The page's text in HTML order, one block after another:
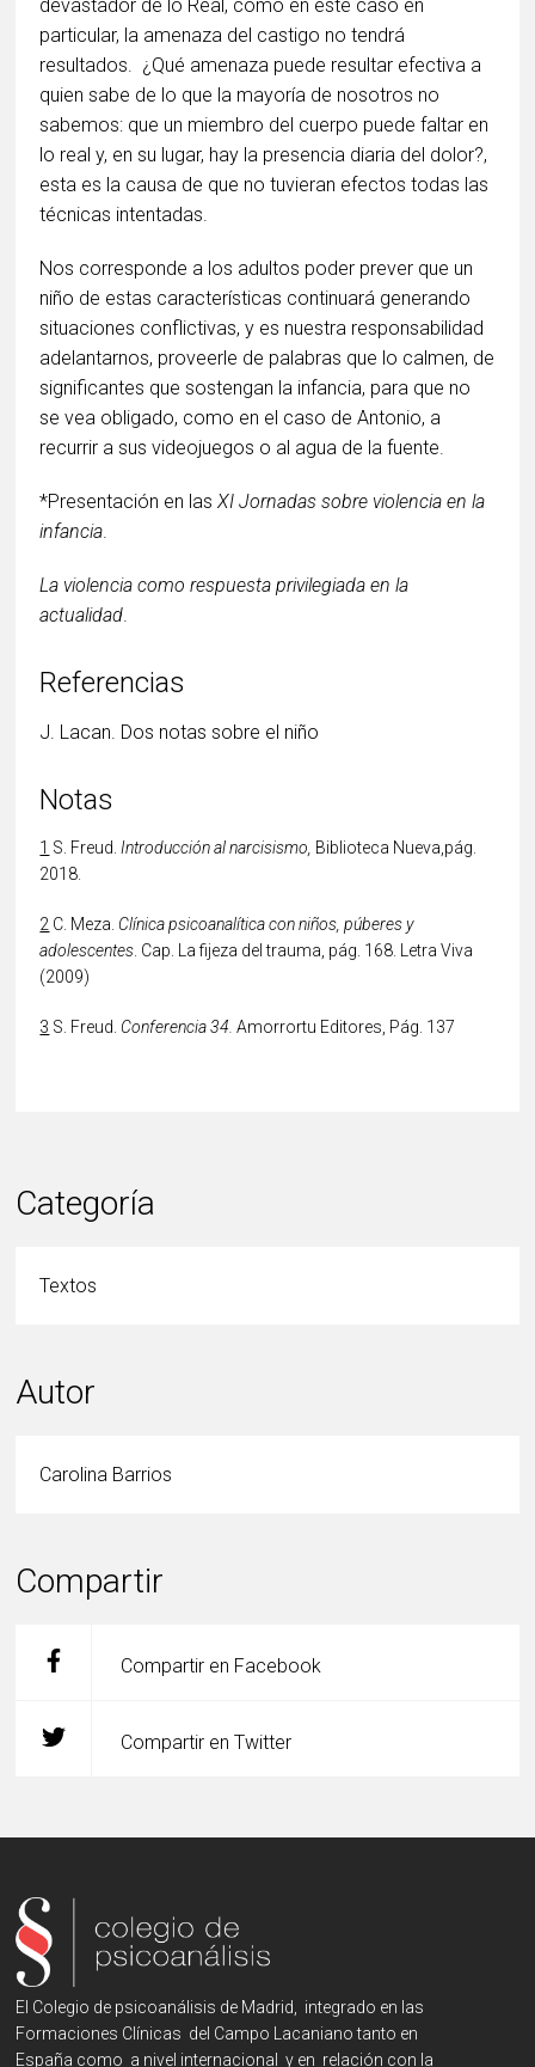
devastador de lo Real, como en este caso en
particular, la amenaza del castigo no tendrá
resultados. ¿Qué amenaza puede resultar efectiva a
quien sabe de lo que la mayoría de nosotros no
sabemos: que un miembro del cuerpo puede faltar en
lo real y, en su lugar, hay la presencia diaria del dolor?,
esta es la causa de que no tuvieran efectos todas las
técnicas intentadas.
Nos corresponde a los adultos poder prever que un
niño de estas características continuará generando
situaciones conflictivas, y es nuestra responsabilidad
adelantarnos, proveerle de palabras que lo calmen, de
significantes que sostengan la infancia, para que no
se vea obligado, como en el caso de Antonio, a
recurrir a sus videojuegos o al agua de la fuente.
*Presentación en lasXI Jornadas sobre violencia en la
infancia.
La violencia como respuesta privilegiada en la
actualidad.
Referencias
J. Lacan. Dos notas sobre el niño
Notas
1 S. Freud. Introducción al narcisismo, Biblioteca Nueva,pág.
2018.
2 C. Meza. Clínica psicoanalítica con niños, púberes y
adolescentes . Cap. La fijeza del trauma, pág. 168. Letra Viva
(2009)
3 S. Freud. Conferencia 34. Amorrortu Editores, Pág. 137
Categoría
Textos
Autor
Carolina Barrios
Compartir
Compartir en Facebook
Compartir en Twitter
El Colegio de psicoanálisis de Madrid, integrado en las
Formaciones Clínicas del Campo Lacaniano tanto en
España como a nivel internacional y en relación con la